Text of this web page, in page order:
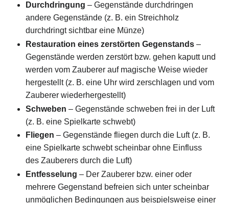
Durchdringung – Gegenstände durchdringen
andere Gegenstände (z. B. ein Streichholz
durchdringt sichtbar eine Münze)
Restauration eines zerstörten Gegenstands–
Gegenstände werden zerstört bzw. gehen kaputt und
werden vom Zauberer auf magische Weise wieder
hergestellt (z. B. eine Uhr wird zerschlagen und vom
Zauberer wiederhergestellt)
Schweben – Gegenstände schweben frei in der Luft
(z. B. eine Spielkarte schwebt)
Fliegen – Gegenstände fliegen durch die Luft (z. B.
eine Spielkarte schwebt scheinbar ohne Einfluss
des Zauberers durch die Luft)
Entfesselung – Der Zauberer bzw. einer oder
mehrere Gegenstand befreien sich unter scheinbar
unmöglichen Bedingungen aus beispielsweise einer